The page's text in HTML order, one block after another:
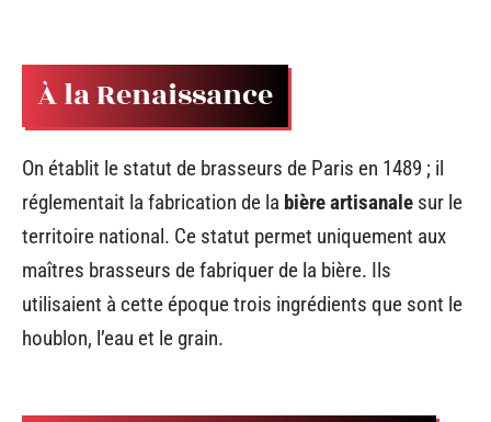
À la Renaissance
On établit le statut de brasseurs de Paris en 1489 ; il
réglementait la fabrication de la bière artisanale sur le
territoire national. Ce statut permet uniquement aux
maîtres brasseurs de fabriquer de la bière. Ils
utilisaient à cette époque trois ingrédients que sont le
houblon, l’eau et le grain.